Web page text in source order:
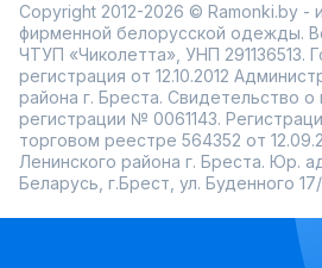
Copyright 2012-2026 © Ramonki.by -
фирменной белорусской одежды.
ЧТУП «Чиколетта», УНП 291136513.
регистрация от 12.10.2012
района г. Бреста. Свидетельство о
регистрации № 0061143.
торговом реестре 564352 от
Ленинского района г. Бреста. Юр.
Беларусь, г.Брест, ул. Буденного 17/